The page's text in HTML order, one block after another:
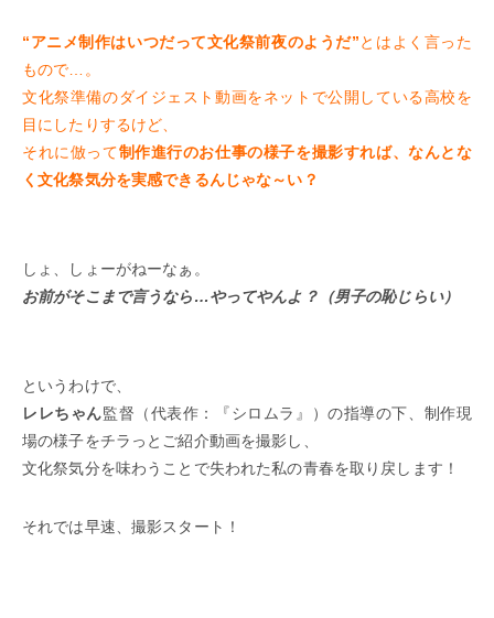
“アニメ制作はいつだって文化祭前夜のようだ”とはよく言った
もので…。
文化祭準備のダイジェスト動画をネットで公開している高校を
目にしたりするけど、
それに倣って制作進行のお仕事の様子を撮影すれば、なんとな
く文化祭気分を実感できるんじゃな～い？
しょ、しょーがねーなぁ。
お前がそこまで言うなら…やってやんよ？（男子の恥じらい）
というわけで、
レレちゃん監督（代表作：『シロムラ』）の指導の下、制作現
場の様子をチラっとご紹介動画を撮影し、
文化祭気分を味わうことで失われた私の青春を取り戻します！
それでは早速、撮影スタート！